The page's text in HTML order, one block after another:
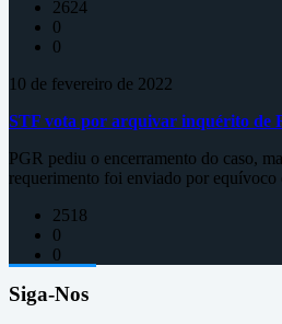
2624
0
0
10 de fevereiro de 2022
STF vota por arquivar inquérito de
PGR pediu o encerramento do caso,
requerimento foi enviado por equívoco
2518
0
0
Siga-Nos